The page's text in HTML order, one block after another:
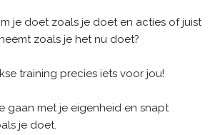
je doet zoals je doet en acties of juist
zoals je het nu doet?
training precies iets voor jou!
gaan met je eigenheid en snapt
je doet.